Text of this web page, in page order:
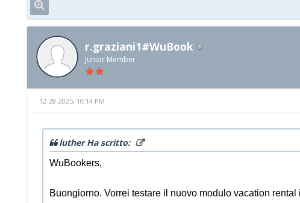
r.graziani1#WuBook
Junior Member
12-28-2025, 10:14 PM
luther Ha scritto:
WuBookers,
Buongiorno. Vorrei testare il nuovo modulo vacation